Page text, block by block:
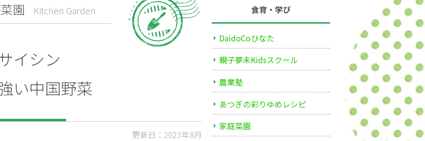
園 Kitchen Garden
イシン
い中国野菜
更新日：2023年8月
食育・学び
DaidoCoひなた
親子夢未Kidsスクール
農業塾
あつぎの彩りゆめレシピ
家庭菜園